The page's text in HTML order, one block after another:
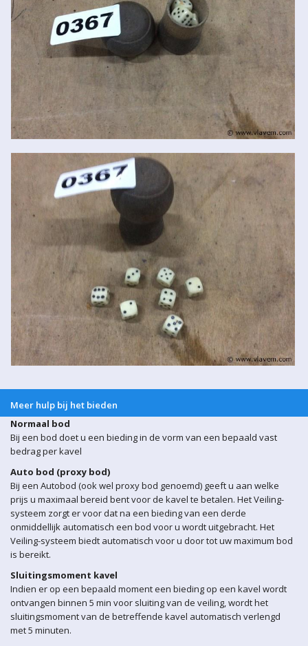
Meer hulp bij het bieden
Normaal bod
Bij een bod doet u een bieding in de vorm van een bepaald vast
bedrag per kavel
Auto bod (proxy bod)
Bij een Autobod (ook wel proxy bod genoemd) geeft u aan welke
prijs u maximaal bereid bent voor de kavel te betalen. Het Veiling-
systeem zorgt er voor dat na een bieding van een derde
onmiddellijk automatisch een bod voor u wordt uitgebracht. Het
Veiling-systeem biedt automatisch voor u door tot uw maximum bod
is bereikt.
Sluitingsmoment kavel
Indien er op een bepaald moment een bieding op een kavel wordt
ontvangen binnen 5 min voor sluiting van de veiling, wordt het
sluitingsmoment van de betreffende kavel automatisch verlengd
met 5 minuten.